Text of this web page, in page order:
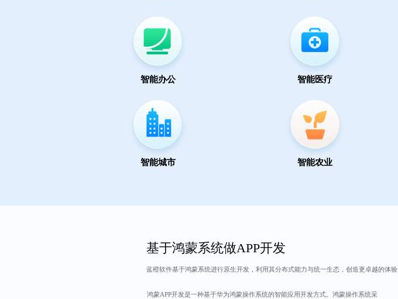
智能办公 智能医疗
智能城市 智能农业
基于鸿蒙系统做APP开发
蓝橙软件基于鸿蒙系统进行原生开发，利用其分布式能力与统一生态，创造更卓越的体验
鸿蒙APP开发是一种基于华为鸿蒙操作系统的智能应用开发方式。鸿蒙操作系统采